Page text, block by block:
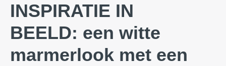
INSPIRATIE IN
BEELD: een witte
marmerlook met een